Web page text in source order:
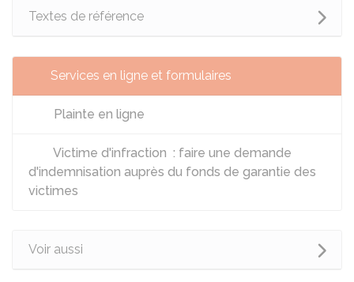
Textes de référence
Services en ligne et formulaires
Plainte en ligne
Victime d'infraction : faire une demande
d'indemnisation auprès du fonds de garantie des
victimes
Voir aussi